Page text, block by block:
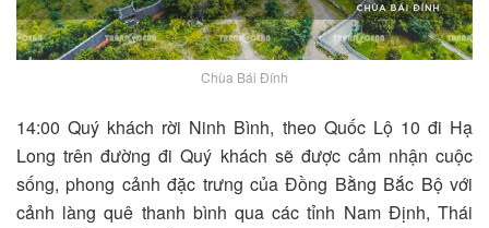
Chùa Bái Đính
14:00 Quý khách rời Ninh Bình, theo Quốc Lộ 10 đi Hạ
Long trên đường đi Quý khách sẽ được cảm nhận cuộc
sống, phong cảnh đặc trưng của Đồng Bằng Bắc Bộ với
cảnh làng quê thanh bình qua các tỉnh Nam Định, Thái